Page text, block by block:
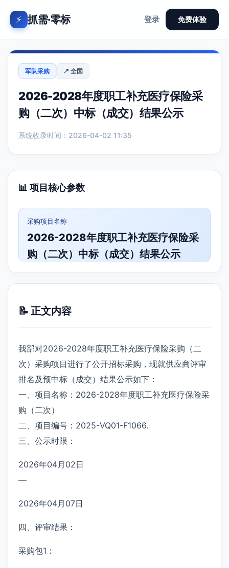
⚡ 抓需·零标 登录 免费体验
军队采购 📍 全国
2026-2028年度职工补充医疗保险采
购（二次）中标（成交）结果公示
系统收录时间：2026-04-02 11:35
📊 项目核心参数
采购项目名称
2026-2028年度职工补充医疗保险采
购（二次）中标（成交）结果公示
📝 正文内容
我部对2026-2028年度职工补充医疗保险采购（二
次）采购项目进行了公开招标采购，现就供应商评审
排名及预中标（成交）结果公示如下：
一、项目名称：2026-2028年度职工补充医疗保险采
购（二次）
二、项目编号：2025-VQ01-F1066.
三、公示时限：
2026年04月02日
—
2026年04月07日
四、评审结果：
采购包1：